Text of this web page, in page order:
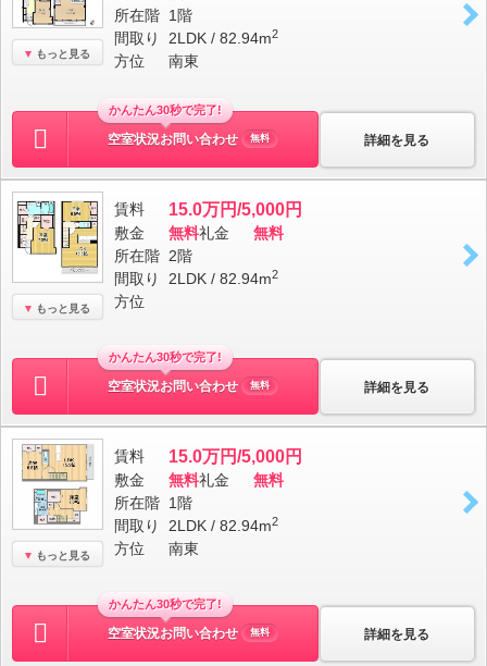
もっと見る
所在階 1階
間取り
2LDK / 82.94m2
方位 南東
詳細を見る
かんたん30秒で完了!
空室状況お問い合わせ 無料
もっと見る
賃料 15.0万円/5,000円
敷金 無料礼金
無料
所在階 2階
間取り
2LDK / 82.94m2
方位
詳細を見る
かんたん30秒で完了!
空室状況お問い合わせ 無料
もっと見る
賃料 15.0万円/5,000円
敷金 無料礼金
無料
所在階 1階
間取り
2LDK / 82.94m2
方位 南東
詳細を見る
かんたん30秒で完了!
空室状況お問い合わせ 無料